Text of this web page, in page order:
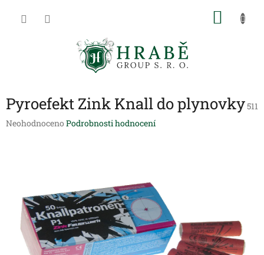
Pyroefekt Zink Knall do plynovky511
Průměrné
hvězdiček.
Neohodnoceno Podrobnosti hodnocení